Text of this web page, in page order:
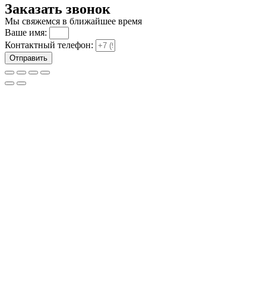
Заказать звонок
Мы свяжемся в ближайшее время
Ваше имя:
Контактный телефон:
Отправить